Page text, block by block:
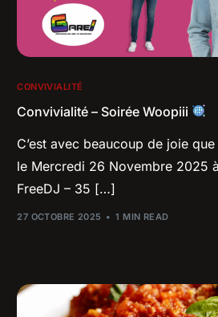
CONVIVIALITÉ
Convivialité – Soirée Woopiii
C’est avec beaucoup de joie
le Mercredi 26 Novembre 2025
FreeDJ – 35 […]
27 OCTOBRE 2025 1 MIN READ